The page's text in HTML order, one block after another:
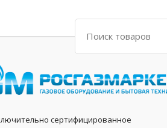
Поиск
сертифицированное